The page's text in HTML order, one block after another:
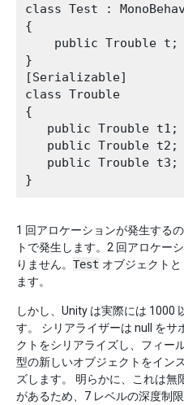
class Test :
{
    public Trouble t;
}
[Serializable]
class Trouble
{
   public Trouble t1;
   public Trouble t2;
   public Trouble t3;
1 回アロケーションが発生するの
トで発生します。2 回アロケー
りません。 Test オブジェクトと
ます。
しかし、Unity は実際には 1000
す。 シリアライザーは null をサ
クトをシリアライズし、フィー
型の新しいオブジェクトをイン
ズします。 明らかに、これは無
があるため、7 レベルの深度制